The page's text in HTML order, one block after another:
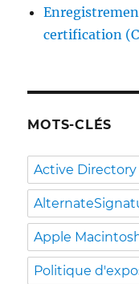
certification
MOTS-CLÉS
Active Directory
Apple
Politique